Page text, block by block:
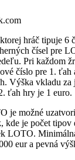
hráč tipuje 6
čísel pre
Pri každom
číslo pre 1. ťah
Výška vkladu za
ťah hry je 1 euro.
je možné
kde je počet
LOTO.
eur a pevná